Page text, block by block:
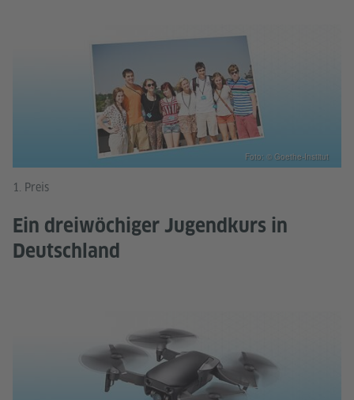
1. Preis
Ein dreiwöchiger Jugendkurs in
Deutschland
Foto: © Goethe-Institut